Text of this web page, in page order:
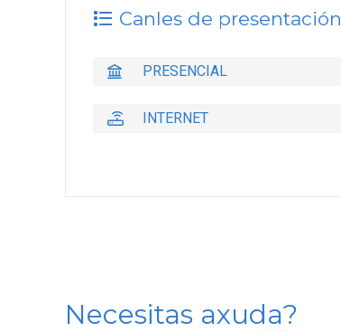
Canles de presentación
PRESENCIAL
INTERNET
Necesitas axuda?